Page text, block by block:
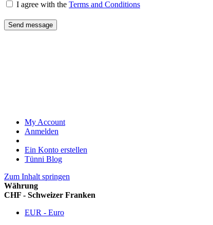
I agree with the Terms and Conditions
Send message
My Account
Anmelden
Ein Konto erstellen
Tünni Blog
Zum Inhalt springen
Währung
CHF - Schweizer Franken
EUR - Euro